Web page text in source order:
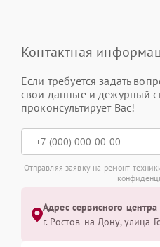
Контактная
Если требуется задать
свои данные и дежурный
проконсультирует Вас!
Отправляя заявку на ремонт
Адрес сервисного
г. Ростов-на-Дону, улица